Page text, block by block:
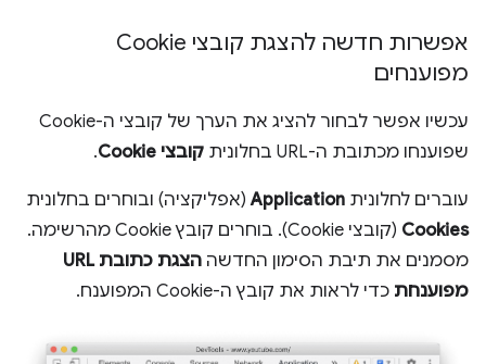
אפשרות חדשה להצגת קובצי Cookie
מפוענחים
עכשיו אפשר לבחור להציג את הערך של קובצי ה-Cookie
שפוענחו מכתובת ה-URL בחלונית
קובצי Cookie .
עוברים לחלונית Application(אפליקציה) ובוחרים בחלונית
Cookies
(קובצי Cookie). בוחרים קובץ Cookie מהרשימה.
מסמנים את תיבת הסימון החדשה
הצגת כתובת URL
מפוענחת כדי לראות את קובץ ה-Cookie המפוענח.